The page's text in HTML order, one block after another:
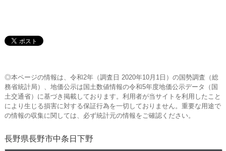
◎本ページの情報は、令和2年（調査日 2020年10月1日）の国勢調査（総
務省統計局）、地価公示は国土数値情報の令和5年度地価公示データ（国
土交通省）に基づき掲載しております。利用者が当サイトを利用したこと
により生じる損害に対する保証行為を一切しておりません。重要な用途で
の情報の収集に関しては、必ず統計元の情報をご確認ください。
長野県長野市中条日下野